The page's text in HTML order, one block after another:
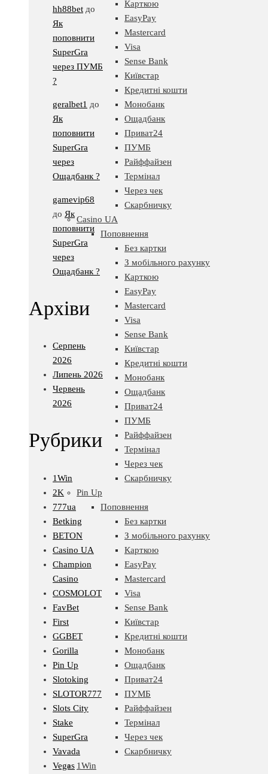
Карткою
EasyPay
Mastercard
Visa
Sense Bank
Київстар
Кредитні кошти
Монобанк
Ощадбанк
Приват24
ПУМБ
Райффайзен
Термінал
Через чек
Скарбничку
Casino UA
Поповнення
Без картки
З мобільного рахунку
Карткою
EasyPay
Mastercard
Visa
Sense Bank
Київстар
Кредитні кошти
Монобанк
Ощадбанк
Приват24
ПУМБ
Райффайзен
Термінал
Через чек
Скарбничку
Pin Up
Поповнення
Без картки
З мобільного рахунку
Карткою
EasyPay
Mastercard
Visa
Sense Bank
Київстар
Кредитні кошти
Монобанк
Ощадбанк
Приват24
ПУМБ
Райффайзен
Термінал
Через чек
Скарбничку
1Win
hh88bet до
Як
поповнити
SuperGra
через ПУМБ
?
geralbet1 до
Як
поповнити
SuperGra
через
Ощадбанк ?
gamevip68
до Як
поповнити
SuperGra
через
Ощадбанк ?
Архіви
Серпень
2026
Липень 2026
Червень
2026
Рубрики
1Win
2K
777ua
Betking
BETON
Casino UA
Champion
Casino
COSMOLOT
FavBet
First
GGBET
Gorilla
Pin Up
Slotoking
SLOTOR777
Slots City
Stake
SuperGra
Vavada
Vegas